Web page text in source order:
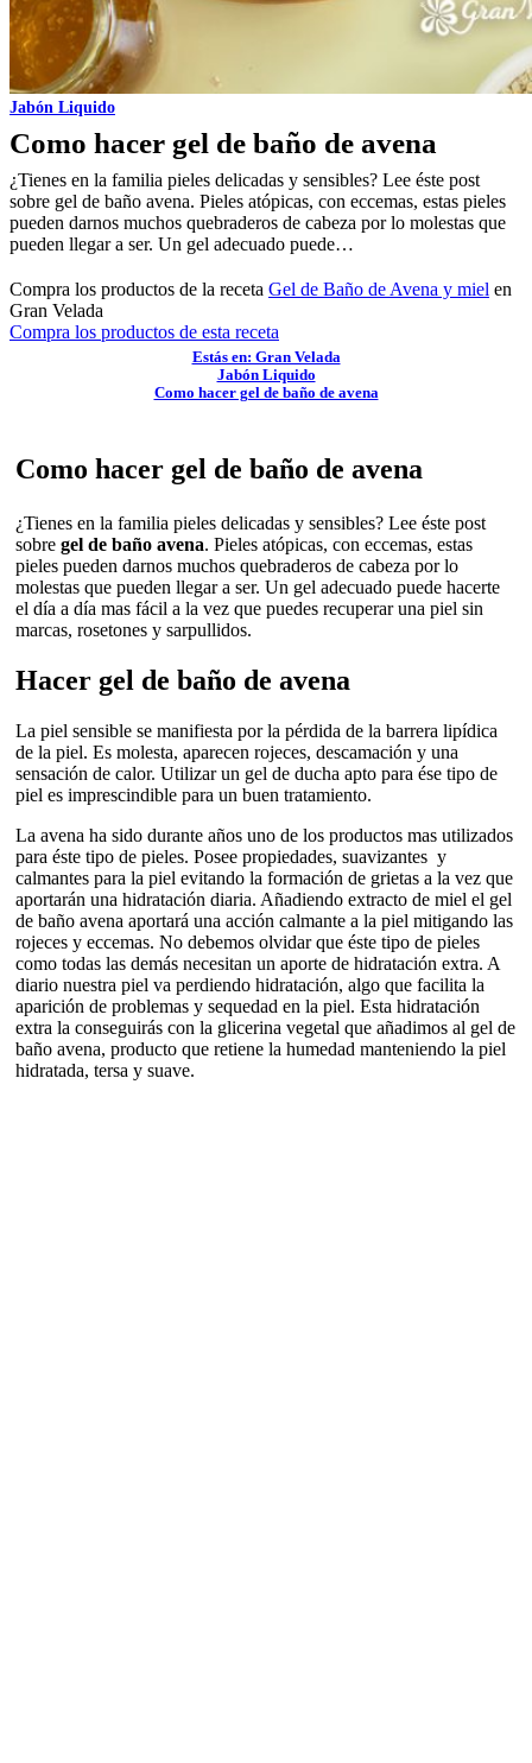
Jabón Liquido
Como hacer gel de baño de avena
¿Tienes en la familia pieles delicadas y sensibles? Lee éste post
sobre gel de baño avena. Pieles atópicas, con eccemas, estas pieles
pueden darnos muchos quebraderos de cabeza por lo molestas que
pueden llegar a ser. Un gel adecuado puede…
Compra los productos de la receta Gel de Baño de Avena y miel en
Gran Velada
Compra los productos de esta receta
Estás en: Gran Velada
Jabón Liquido
Como hacer gel de baño de avena
Como hacer gel de baño de avena
¿Tienes en la familia pieles delicadas y sensibles? Lee éste post
sobre gel de baño avena. Pieles atópicas, con eccemas, estas
pieles pueden darnos muchos quebraderos de cabeza por lo
molestas que pueden llegar a ser. Un gel adecuado puede hacerte
el día a día mas fácil a la vez que puedes recuperar una piel sin
marcas, rosetones y sarpullidos.
Hacer gel de baño de avena
La piel sensible se manifiesta por la pérdida de la barrera lipídica
de la piel. Es molesta, aparecen rojeces, descamación y una
sensación de calor. Utilizar un gel de ducha apto para ése tipo de
piel es imprescindible para un buen tratamiento.
La avena ha sido durante años uno de los productos mas utilizados
para éste tipo de pieles. Posee propiedades, suavizantes y
calmantes para la piel evitando la formación de grietas a la vez que
aportarán una hidratación diaria. Añadiendo extracto de miel el gel
de baño avena aportará una acción calmante a la piel mitigando las
rojeces y eccemas. No debemos olvidar que éste tipo de pieles
como todas las demás necesitan un aporte de hidratación extra. A
diario nuestra piel va perdiendo hidratación, algo que facilita la
aparición de problemas y sequedad en la piel. Esta hidratación
extra la conseguirás con la glicerina vegetal que añadimos al gel de
baño avena, producto que retiene la humedad manteniendo la piel
hidratada, tersa y suave.